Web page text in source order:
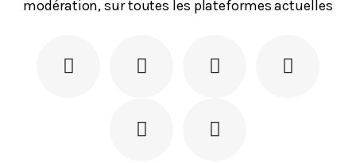
modération, sur toutes les plateformes actuelles